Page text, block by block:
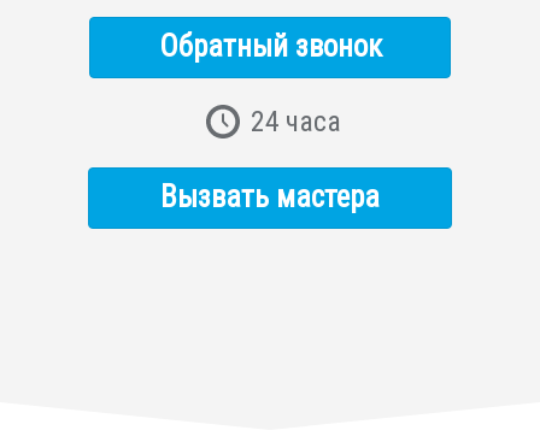
Обратный звонок
24 часа
Вызвать мастера